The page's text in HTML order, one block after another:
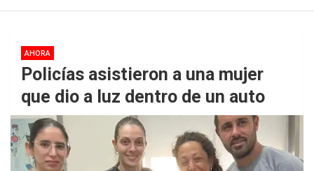
AHORA
Policías asistieron a una mujer
que dio a luz dentro de un auto